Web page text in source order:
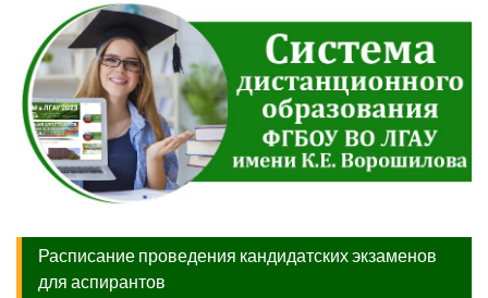
Расписание проведения кандидатских экзаменов
для аспирантов